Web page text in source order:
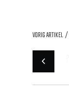
VORIG ARTIKEL